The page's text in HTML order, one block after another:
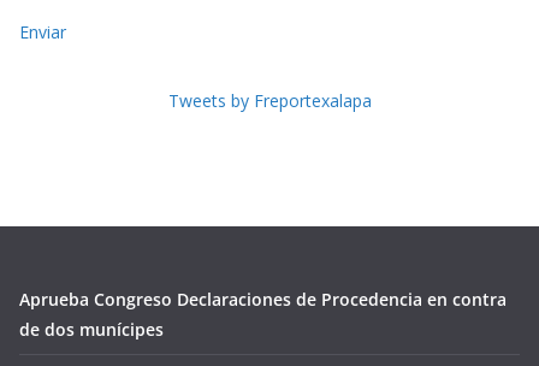
Enviar
Tweets by Freportexalapa
Aprueba Congreso Declaraciones de Procedencia en contra
de dos munícipes